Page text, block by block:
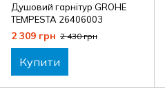
Душовий гарнітур GROHE
TEMPESTA 26406003
2 309 грн 2 430 грн
Купити